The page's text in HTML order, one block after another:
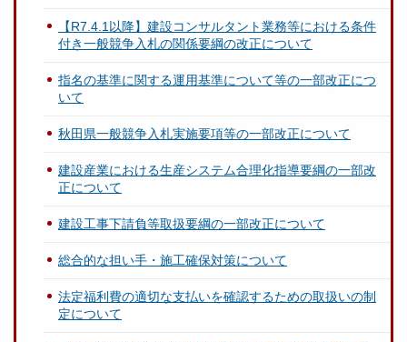
【R7.4.1以降】建設コンサルタント業務等における条件
付き一般競争入札の関係要綱の改正について
指名の基準に関する運用基準について等の一部改正につ
いて
秋田県一般競争入札実施要項等の一部改正について
建設産業における生産システム合理化指導要綱の一部改
正について
建設工事下請負等取扱要綱の一部改正について
総合的な担い手・施工確保対策について
法定福利費の適切な支払いを確認するための取扱いの制
定について